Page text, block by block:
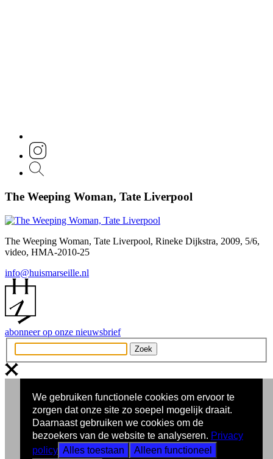
The Weeping Woman, Tate Liverpool
The Weeping Woman, Tate Liverpool, Rineke Dijkstra, 2009, 5/6,
video, HMA-2010-25
info@huismarseille.nl
abonneer op onze nieuwsbrief
We gebruiken functionele cookies om ervoor te
zorgen dat onze site zo soepel mogelijk draait.
Daarnaast gebruiken we cookies om de
bezoekers van de website te analyseren. Privacy
policy Alles toestaan Alleen functioneel